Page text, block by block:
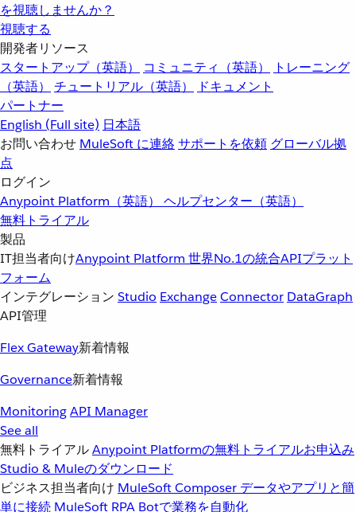
を視聴しませんか？
視聴する
開発者リソース
スタートアップ（英語）
コミュニティ（英語）
トレーニング
（英語）
チュートリアル（英語）
ドキュメント
パートナー
English (Full site) 日本語
お問い合わせ MuleSoft に連絡サポートを依頼 グローバル拠
点
ログイン
Anypoint Platform（英語） ヘルプセンター（英語）
無料トライアル
製品
IT担当者向けAnypoint Platform 世界No.1の統合APIプラット
フォーム
インテグレーション Studio ExchangeConnector DataGraph
API管理
Flex Gateway新着情報
Governance新着情報
MonitoringAPI Manager
See all
無料トライアルAnypoint Platformの無料トライアルお申込み
Studio & Muleのダウンロード
ビジネス担当者向け MuleSoft Composer データやアプリと簡
単に接続 MuleSoft RPA Botで業務を自動化